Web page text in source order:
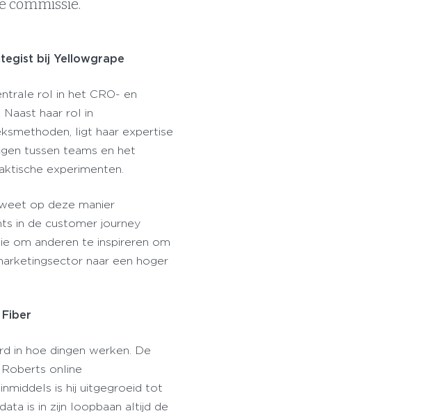
commissie.
bij Yellowgrape
rol in het CRO- en
haar rol in
ligt haar expertise
tussen teams en het
experimenten.
op deze manier
in de customer journey
om anderen te inspireren om
naar een hoger
in hoe dingen werken. De
Roberts online
is hij uitgegroeid tot
is in zijn loopbaan altijd de